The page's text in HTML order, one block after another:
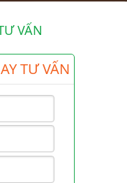
VẤN
TƯ VẤN